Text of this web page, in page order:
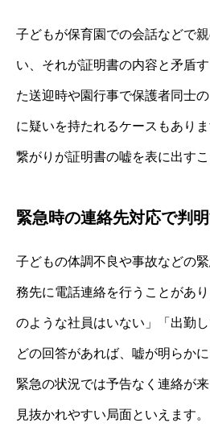
子どもが保育園での会話などで
い、それが証明書の内容と矛盾
た送迎時や園行事で保護者同士
に疑いを持たれるケースもあり
繋がりが証明書の嘘を表に出すこ
緊急時の連絡先対応で判
子どもの体調不良や事故などの
務先に電話連絡を行うことがあ
のような社員はいない」「出勤
どの回答があれば、嘘が明らか
緊急の状況では予告なく連絡が
見抜かれやすい局面といえます。